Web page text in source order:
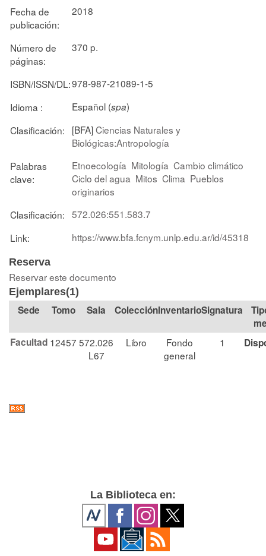
Fecha de
publicación:
2018
Número de
páginas:
370 p.
ISBN/ISSN/DL:978-987-21089-1-5
Idioma :
Español (spa)
Clasificación:
[BFA]Ciencias Naturales y
Biológicas:Antropología
Palabras
clave:
Etnoecología Mitología Cambio climático
Ciclo del agua Mitos Clima Pueblos
originarios
Clasificación: 572.026:551.583.7
Link:
https://www.bfa.fcnym.unlp.edu.ar/id/45318
Reserva
Reservar este documento
Ejemplares(1)
Tomo Sala Colección Signatura
Facultad 12457 572.026
L67
Libro
Fondo
general
1
La Biblioteca en: